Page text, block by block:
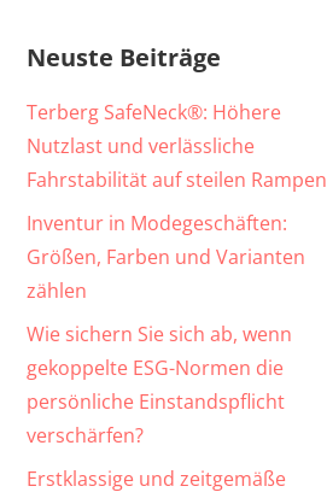
Neuste Beiträge
Terberg SafeNeck®: Höhere
Nutzlast und verlässliche
Fahrstabilität auf steilen Rampen
Inventur in Modegeschäften:
Größen, Farben und Varianten
zählen
Wie sichern Sie sich ab, wenn
gekoppelte ESG-Normen die
persönliche Einstandspflicht
verschärfen?
Erstklassige und zeitgemäße